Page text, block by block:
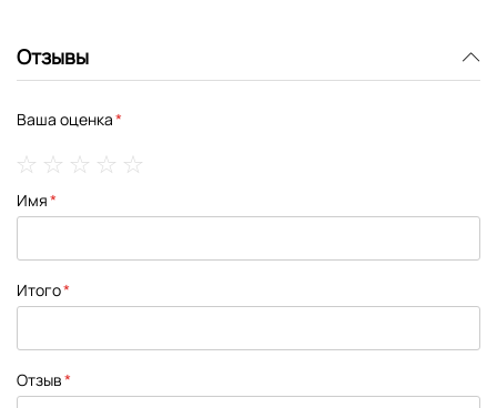
Отзывы
Ваша оценка
star
stars
stars
stars
stars
Имя
Итого
Отзыв